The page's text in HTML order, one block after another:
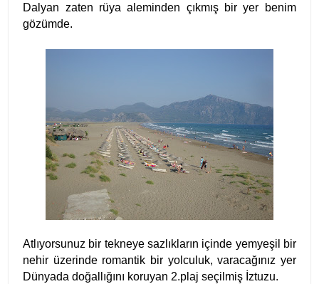
Dalyan zaten rüya aleminden çıkmış bir yer benim
gözümde.
Atlıyorsunuz bir tekneye sazlıkların içinde yemyeşil bir
nehir üzerinde romantik bir yolculuk, varacağınız yer
Dünyada doğallığını koruyan 2.plaj seçilmiş İztuzu.